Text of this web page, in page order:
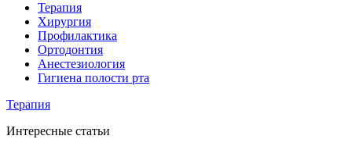
Терапия
Хирургия
Профилактика
Ортодонтия
Анестезиология
Гигиена полости рта
Терапия
Интересные статьи